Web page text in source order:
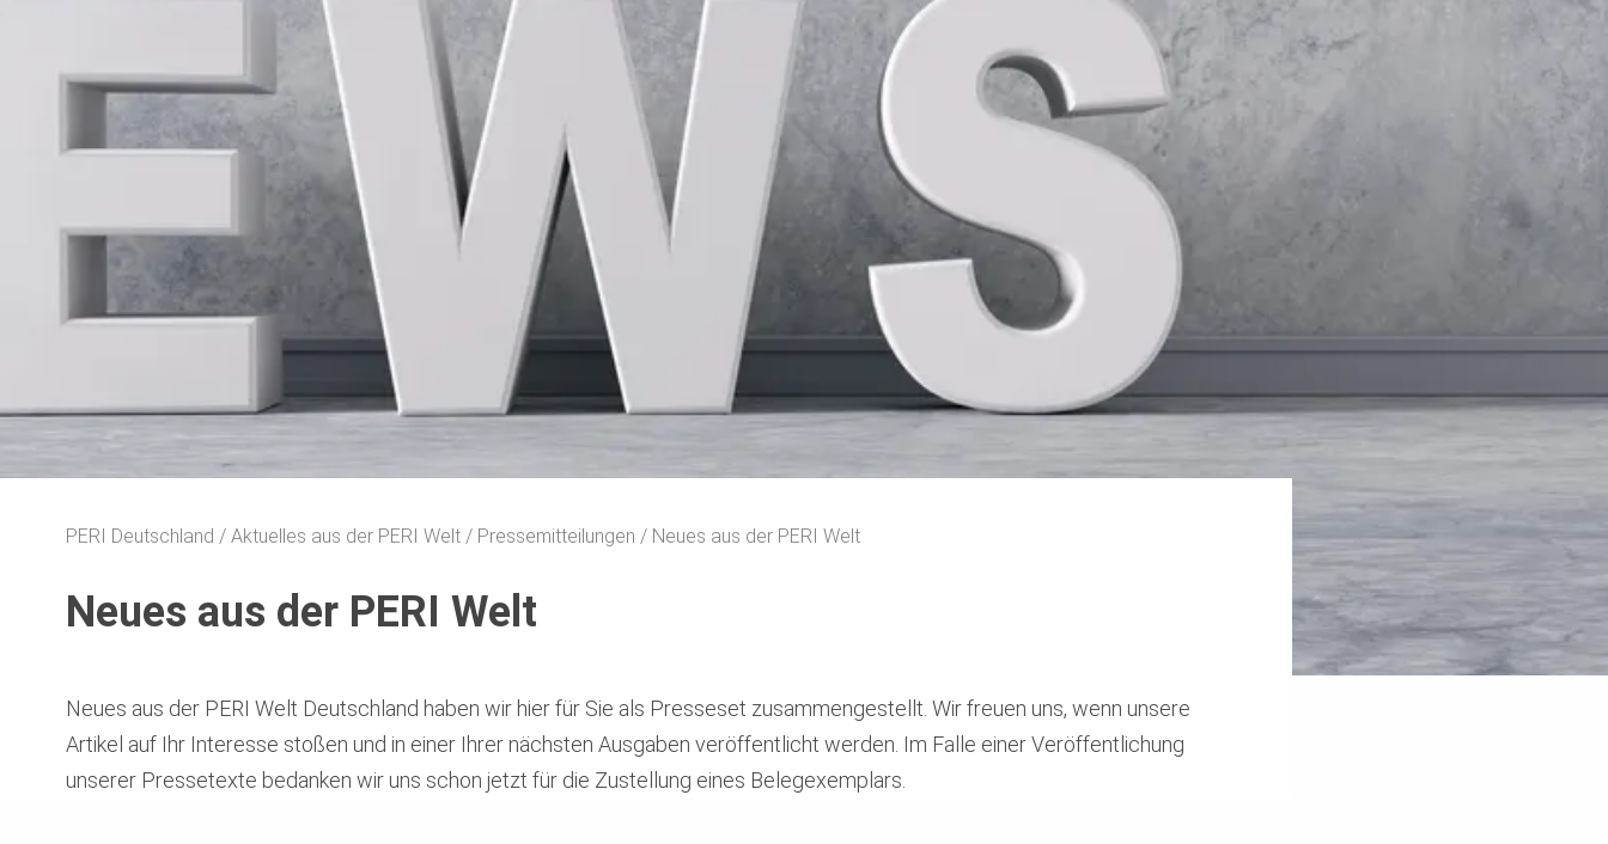
PERI Deutschland Aktuelles aus der PERI Welt Pressemitteilungen Neues aus der PERI Welt
Neues aus der PERI Welt
Neues aus der PERI Welt Deutschland haben wir hier für Sie als Presseset zusammengestellt. Wir freuen uns, wenn unsere
Artikel auf Ihr Interesse stoßen und in einer Ihrer nächsten Ausgaben veröffentlicht werden. Im Falle einer Veröffentlichung
unserer Pressetexte bedanken wir uns schon jetzt für die Zustellung eines Belegexemplars.